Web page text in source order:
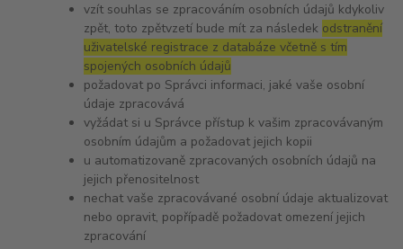
vzít souhlas se zpracováním osobních údajů kdykoliv
zpět, toto zpětvzetí bude mít za následek odstranění
uživatelské registrace z databáze včetně s tím
spojených osobních údajů
požadovat po Správci informaci, jaké vaše osobní
údaje zpracovává
vyžádat si u Správce přístup k vašim zpracovávaným
osobním údajům a požadovat jejich kopii
u automatizovaně zpracovaných osobních údajů na
jejich přenositelnost
nechat vaše zpracovávané osobní údaje aktualizovat
nebo opravit, popřípadě požadovat omezení jejich
zpracování